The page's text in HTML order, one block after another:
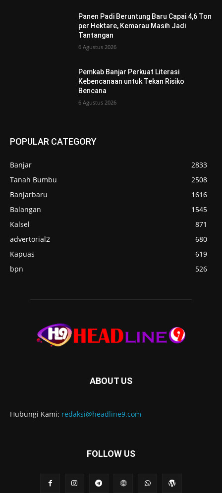
Panen Padi Beruntung Baru Capai 4,6 Ton
per Hektare, Kemarau Masih Jadi
Tantangan
6 Agustus 2026
Pemkab Banjar Perkuat Literasi
Kebencanaan untuk Tekan Risiko
Bencana
6 Agustus 2026
POPULAR CATEGORY
Banjar
2833
Tanah Bumbu
2508
Banjarbaru
1616
Balangan
1545
Kalsel
871
advertorial2
680
Kapuas
619
bpn
526
ABOUT US
Hubungi Kami: redaksi@headline9.com
FOLLOW US